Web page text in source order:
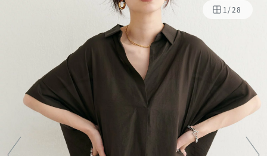
1/28